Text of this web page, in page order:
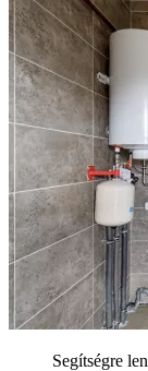
Segítségre